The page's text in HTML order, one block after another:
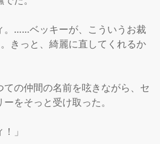
。……ベッキーが、こういうお裁
きっと、綺麗に直してくれるか
の仲間の名前を呟きながら、セ
をそっと受け取った。
」